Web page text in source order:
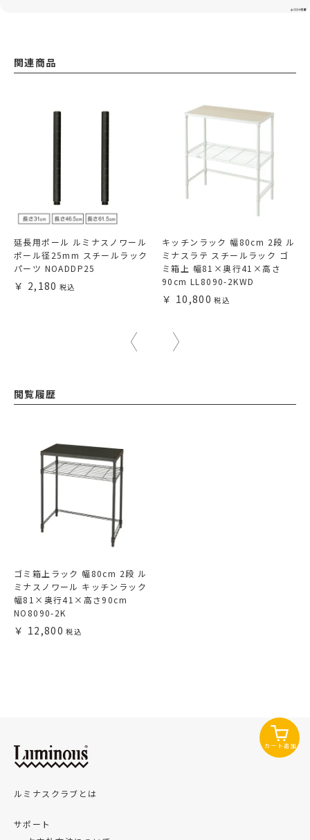
関連商品
延長用ポール ルミナスノワール
ポール径25mm スチールラック
パーツ NOADDP25
2,180
キッチンラック 幅80cm 2段 ル
ミナスラテ スチールラック ゴ
ミ箱上 幅81×奥行41×高さ
90cm LL8090-2KWD
10,800
閲覧履歴
ゴミ箱上ラック 幅80cm 2段 ル
ミナスノワール キッチンラック
幅81×奥行41×高さ90cm
NO8090-2K
12,800
カート追加
ルミナスクラブとは
サポート